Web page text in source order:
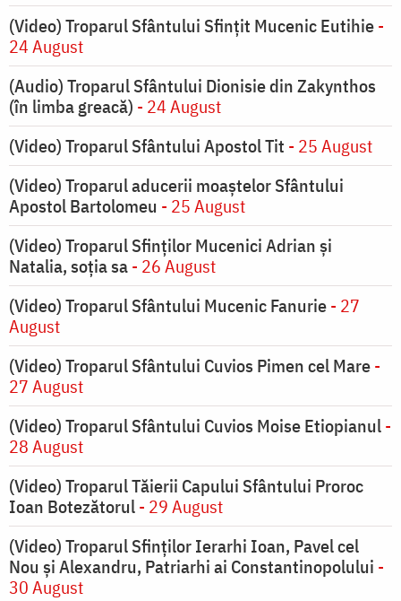
(Video) Troparul Sfântului Sfințit Mucenic Eutihie-
24 August
(Audio) Troparul Sfântului Dionisie din Zakynthos
(în limba greacă) - 24 August
(Video) Troparul Sfântului Apostol Tit - 25 August
(Video) Troparul aducerii moaștelor Sfântului
Apostol Bartolomeu - 25 August
(Video) Troparul Sfinților Mucenici Adrian și
Natalia, soția sa- 26 August
(Video) Troparul Sfântului Mucenic Fanurie- 27
August
(Video) Troparul Sfântului Cuvios Pimen cel Mare-
27 August
(Video) Troparul Sfântului Cuvios Moise Etiopianul-
28 August
(Video) Troparul Tăierii Capului Sfântului Proroc
Ioan Botezătorul- 29 August
(Video) Troparul Sfinților Ierarhi Ioan, Pavel cel
Nou și Alexandru, Patriarhi ai Constantinopolului -
30 August